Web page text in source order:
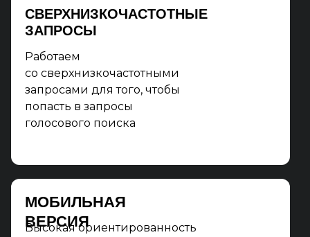
Высокая ориентированность
МОБИЛЬНАЯ
ВЕРСИЯ
СВЕРХНИЗКОЧАСТОТНЫЕ
ЗАПРОСЫ
Работаем
со сверхнизкочастотными
запросами для того, чтобы
попасть в запросы
голосового поиска